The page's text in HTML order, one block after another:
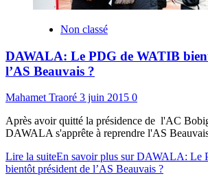
Non classé
DAWALA: Le PDG de WATIB
l’AS Beauvais ?
Mahamet Traoré 3 juin 2015 0
Après avoir quitté la présidence de l'AC
DAWALA s'apprête à reprendre l'AS
Lire la suiteEn savoir plus sur DAWALA: Le
bientôt président de l’AS Beauvais ?